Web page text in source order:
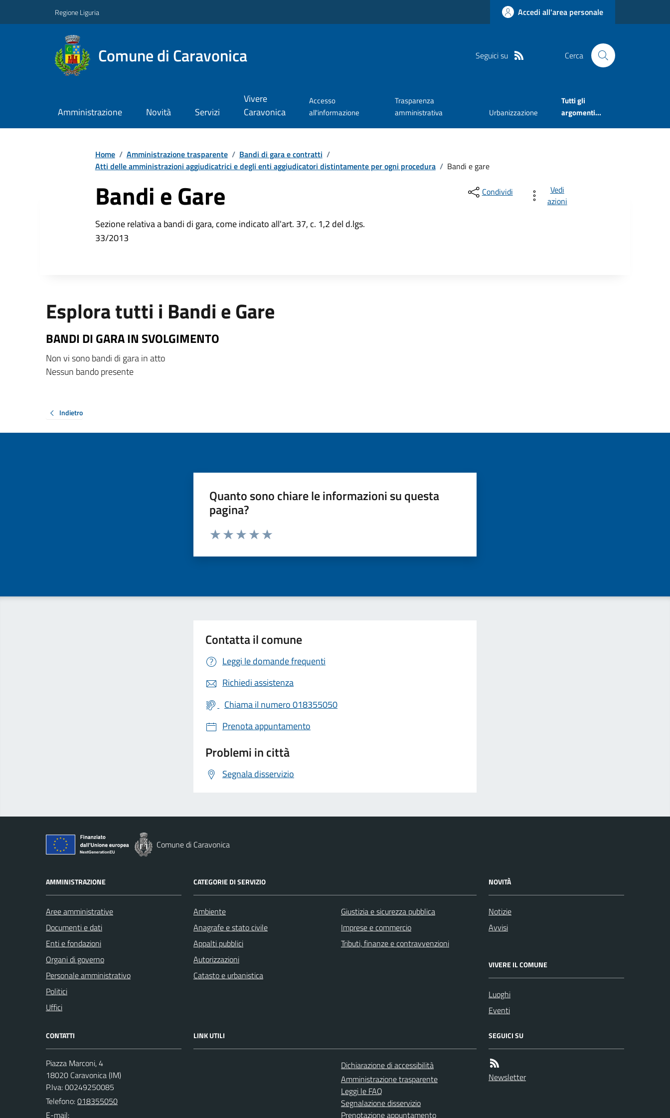
Regione Liguria Accedi all'area personale
Comune di Caravonica Seguici su Cerca
Amministrazione Novità Servizi
Vivere
Caravonica
Accesso
all'informazione
Trasparenza
amministrativa
Urbanizzazione
Tutti gli
argomenti...
Home / Amministrazione trasparente / Bandi di gara e contratti /
Atti delle amministrazioni aggiudicatrici e degli enti aggiudicatori distintamente per ogni procedura / Bandi e gare
Bandi e Gare
Sezione relativa a bandi di gara, come indicato all'art. 37, c. 1,2 del d.lgs.
33/2013
Condividi
Vedi
azioni
Esplora tutti i Bandi e Gare
BANDI DI GARA IN SVOLGIMENTO
Non vi sono bandi di gara in atto
Nessun bando presente
Indietro
Quanto sono chiare le informazioni su questa
pagina?
Valuta da 1 a 5 stelle la pagina
Contatta il comune
Leggi le domande frequenti
Richiedi assistenza
Chiama il numero 018355050
Prenota appuntamento
Problemi in città
Segnala disservizio
Comune di Caravonica
AMMINISTRAZIONE
Aree amministrative
Documenti e dati
Enti e fondazioni
Organi di governo
Personale amministrativo
Politici
Uffici
CATEGORIE DI SERVIZIO
Ambiente
Anagrafe e stato civile
Appalti pubblici
Autorizzazioni
Catasto e urbanistica
Giustizia e sicurezza pubblica
Imprese e commercio
Tributi, finanze e contravvenzioni
NOVITÀ
Notizie
Avvisi
VIVERE IL COMUNE
Luoghi
Eventi
CONTATTI
Piazza Marconi, 4
18020 Caravonica (IM)
P.Iva: 00249250085
Telefono:018355050
E-mail:
LINK UTILI
Dichiarazione di accessibilità
Amministrazione trasparente
Leggi le FAQ
Segnalazione disservizio
Prenotazione appuntamento
SEGUICI SU
Newsletter